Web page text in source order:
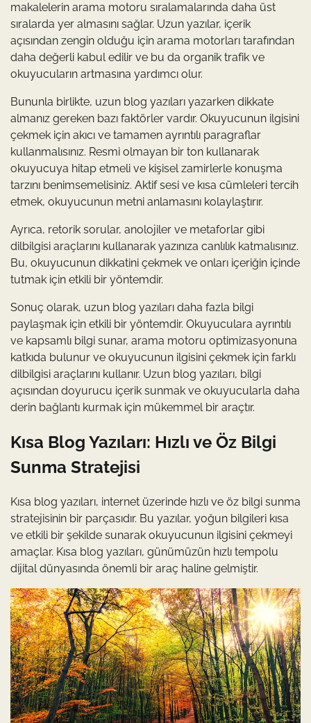
makalelerin arama motoru sıralamalarında daha üst
sıralarda yer almasını sağlar. Uzun yazılar, içerik
açısından zengin olduğu için arama motorları tarafından
daha değerli kabul edilir ve bu da organik trafik ve
okuyucuların artmasına yardımcı olur.
Bununla birlikte, uzun blog yazıları yazarken dikkate
almanız gereken bazı faktörler vardır. Okuyucunun ilgisini
çekmek için akıcı ve tamamen ayrıntılı paragraflar
kullanmalısınız. Resmi olmayan bir ton kullanarak
okuyucuya hitap etmeli ve kişisel zamirlerle konuşma
tarzını benimsemelisiniz. Aktif sesi ve kısa cümleleri tercih
etmek, okuyucunun metni anlamasını kolaylaştırır.
Ayrıca, retorik sorular, anolojiler ve metaforlar gibi
dilbilgisi araçlarını kullanarak yazınıza canlılık katmalısınız.
Bu, okuyucunun dikkatini çekmek ve onları içeriğin içinde
tutmak için etkili bir yöntemdir.
Sonuç olarak, uzun blog yazıları daha fazla bilgi
paylaşmak için etkili bir yöntemdir. Okuyuculara ayrıntılı
ve kapsamlı bilgi sunar, arama motoru optimizasyonuna
katkıda bulunur ve okuyucunun ilgisini çekmek için farklı
dilbilgisi araçlarını kullanır. Uzun blog yazıları, bilgi
açısından doyurucu içerik sunmak ve okuyucularla daha
derin bağlantı kurmak için mükemmel bir araçtır.
Kısa Blog Yazıları: Hızlı ve Öz Bilgi
Sunma Stratejisi
Kısa blog yazıları, internet üzerinde hızlı ve öz bilgi sunma
stratejisinin bir parçasıdır. Bu yazılar, yoğun bilgileri kısa
ve etkili bir şekilde sunarak okuyucunun ilgisini çekmeyi
amaçlar. Kısa blog yazıları, günümüzün hızlı tempolu
dijital dünyasında önemli bir araç haline gelmiştir.